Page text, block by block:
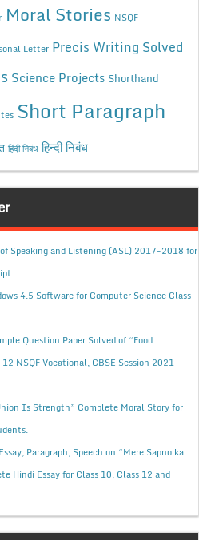
Moral Stories NSQF
Letter Precis Writing Solved
Science Projects Shorthand
Short Paragraph
हिंदी निबंध हिन्दी निबंध
Speaking and Listening (ASL) 2017-2018 for
4.5 Software for Computer Science Class
Question Paper Solved of “Food
NSQF Vocational, CBSE Session 2021-
Is Strength” Complete Moral Story for
Paragraph, Speech on “Mere Sapno ka
Hindi Essay for Class 10, Class 12 and